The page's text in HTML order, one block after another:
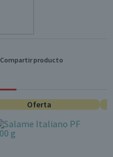
Compartir producto
Oferta